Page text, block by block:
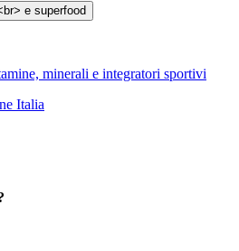
minerali e integratori sportivi